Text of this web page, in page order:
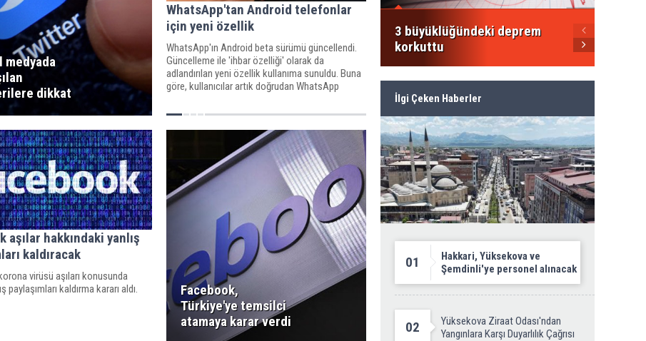
medyada
dikkat
WhatsApp'tan Android telefonlar
için yeni özellik
WhatsApp'ın Android beta sürümü güncellendi.
Güncelleme ile 'ihbar özelliği' olarak da
adlandırılan yeni özellik kullanıma sunuldu. Buna
göre, kullanıcılar artık doğrudan WhatsApp
aşılar hakkındaki yanlış
kaldıracak
virüsü aşıları konusunda
paylaşımları kaldırma kararı aldı.
Facebook,
Türkiye'ye temsilci
atamaya karar verdi
3 büyüklüğündeki deprem
korkuttu
İlgi Çeken Haberler
01
Hakkari, Yüksekova ve
Şemdinli'ye personel alınacak
02
Yüksekova Ziraat Odası'ndan
Yangınlara Karşı Duyarlılık Çağrısı